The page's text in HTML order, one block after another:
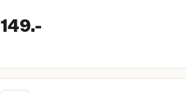
149.-
Huidige prijs €